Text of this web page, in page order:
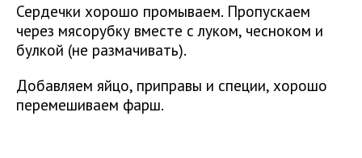
Сердечки хорошо промываем. Пропускаем
через мясорубку вместе с луком, чесноком и
булкой (не размачивать).
Добавляем яйцо, приправы и специи, хорошо
перемешиваем фарш.